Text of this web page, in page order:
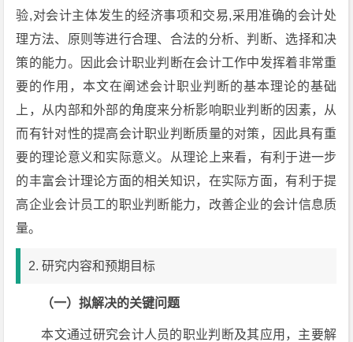
验,对会计主体发生的经济事项和交易,采用准确的会计处
理方法、原则等进行合理、合法的分析、判断、选择和决
策的能力。因此会计职业判断在会计工作中发挥着非常重
要的作用，本文在阐述会计职业判断的基本理论的基础
上，从内部和外部的角度来分析影响职业判断的因素，从
而有针对性的提高会计职业判断质量的对策，因此具有重
要的理论意义和实际意义。从理论上来看，有利于进一步
的丰富会计理论方面的相关知识，在实际方面，有利于提
高企业会计员工的职业判断能力，改善企业的会计信息质
量。
2. 研究内容和预期目标
（一）拟解决的关键问题
本文通过研究会计人员的职业判断及其应用，主要解